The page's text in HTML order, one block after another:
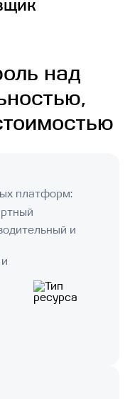
над
платформ:
и